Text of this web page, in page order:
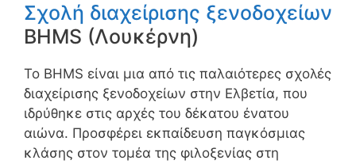
Σχολή διαχείρισης ξενοδοχείων
BHMS (Λουκέρνη)
Το BHMS είναι μια από τις παλαιότερες σχολές
διαχείρισης ξενοδοχείων στην Ελβετία, που
ιδρύθηκε στις αρχές του δέκατου ένατου
αιώνα. Προσφέρει εκπαίδευση παγκόσμιας
κλάσης στον τομέα της φιλοξενίας στη